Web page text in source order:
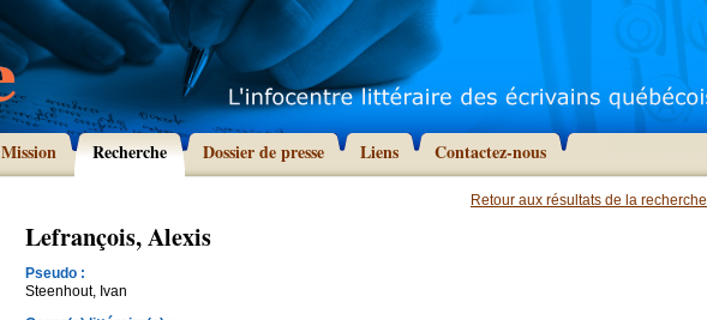
Mission Recherche Dossier de presse Liens Contactez-nous
Retour aux résultats de la recherche
Lefrançois, Alexis
Pseudo :
Steenhout, Ivan